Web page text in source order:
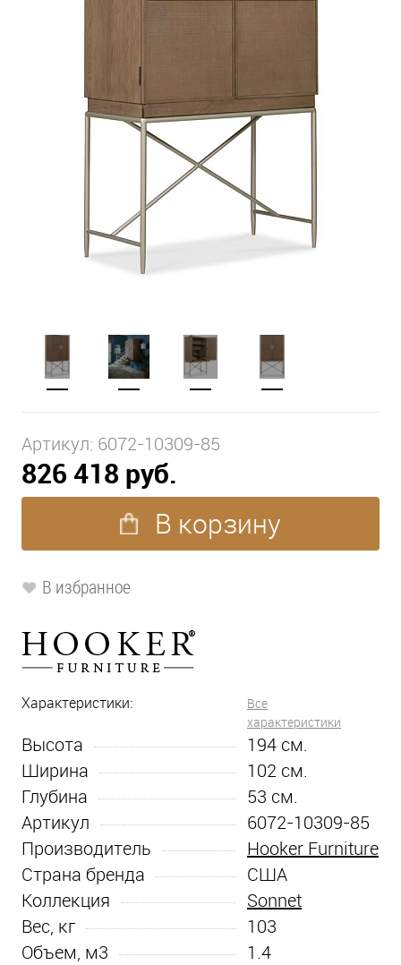
Артикул: 6072-10309-85
826 418 руб.
В корзину
В избранное
Характеристики:
Все
характеристики
Высота 194 см.
Ширина
102 см.
Глубина
53 см.
Артикул
6072-10309-85
Производитель
Hooker Furniture
Страна бренда
США
Коллекция
Sonnet
Вес, кг
103
Объем, м3
1.4